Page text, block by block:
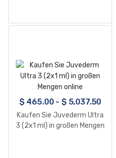
$ 465.00- $ 5,037.50
Kaufen Sie Juvederm Ultra
3 (2x1 ml) in großen Mengen